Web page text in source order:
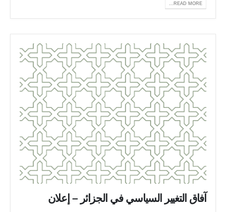
READ MORE...
آفاق التغيير السياسي في الجزائر – إعلان